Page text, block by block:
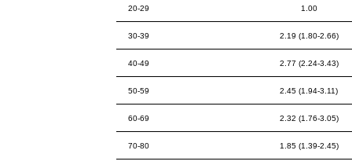
20-29 1.00
30-39 2.19 (1.80-2.66)
40-49 2.77 (2.24-3.43)
50-59 2.45 (1.94-3.11)
60-69 2.32 (1.76-3.05)
70-80 1.85 (1.39-2.45)